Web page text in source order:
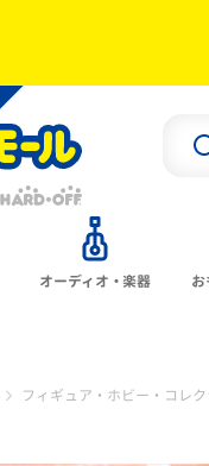
オーディオ・楽器
フィギュア・ホビー・コレ